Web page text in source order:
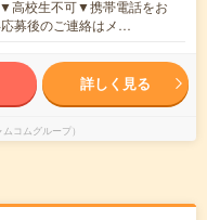
高校生不可▼携帯電話をお
募後のご連絡はメ…
詳しく見る
コムグループ）